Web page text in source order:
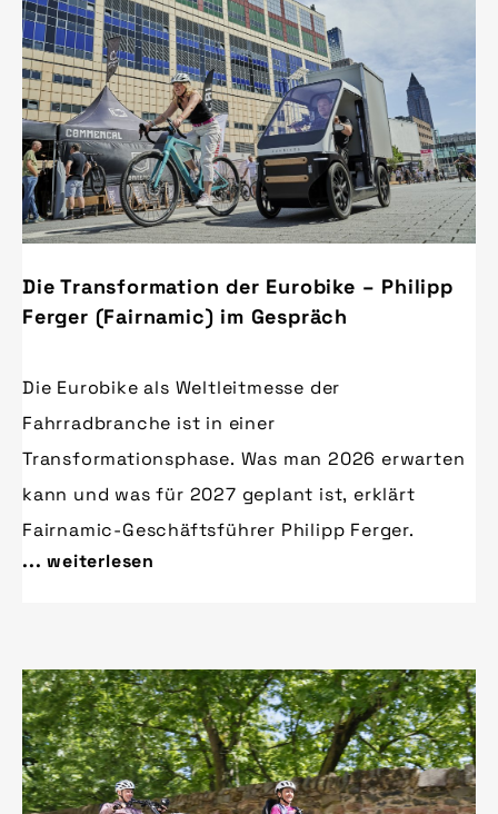
Die Transformation der Eurobike – Philipp
Ferger (Fairnamic) im Gespräch
Die Eurobike als Weltleitmesse der
Fahrradbranche ist in einer
Transformationsphase. Was man 2026 erwarten
kann und was für 2027 geplant ist, erklärt
Fairnamic-Geschäftsführer Philipp Ferger.
... weiterlesen